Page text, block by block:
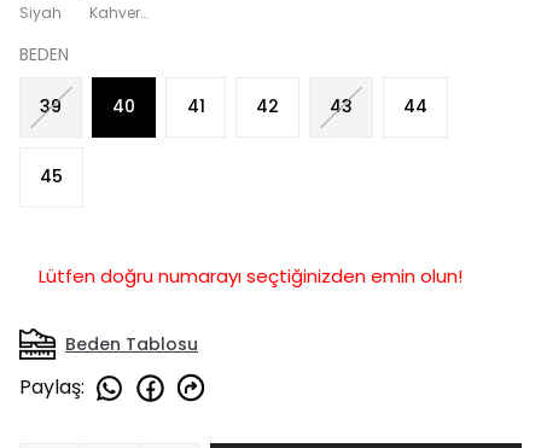
Siyah Kahverengi
BEDEN
39 40 41 42 43 44
45
Lütfen doğru numarayı seçtiğinizden emin olun!
Beden Tablosu
Paylaş: